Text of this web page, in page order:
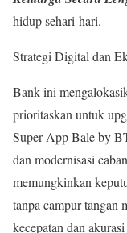
hidup sehari-hari.
Strategi Digital dan
Bank ini
prioritaskan untuk
Super App Bale by
dan modernisasi
memungkinkan
tanpa campur tangan
kecepatan dan